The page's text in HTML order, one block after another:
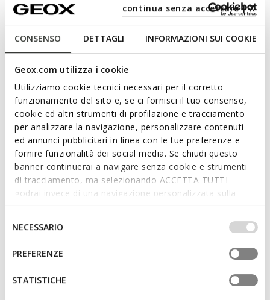
CONSENSO DETTAGLI INFORMAZIONI SUI COOKIE
Geox.com utilizza i cookie
Utilizziamo cookie tecnici necessari per il corretto
funzionamento del sito e, se ci fornisci il tuo consenso,
cookie ed altri strumenti di profilazione e tracciamento
per analizzare la navigazione, personalizzare contenuti
ed annunci pubblicitari in linea con le tue preferenze e
fornire funzionalità dei social media. Se chiudi questo
banner continuerai a navigare senza cookie e strumenti
di tracciamento, ma selezionando ACCETTA TUTTI
godrai invece di una navigazione personalizzata sulla
base dei tuoi gusti ed interessi. Selezionando
IMPOSTAZIONI potrai anche scegliere quali cookies ed
altri strumenti di tracciamento autorizzare. Per maggiori
informazioni o per modificare in qualsiasi momento le
tue impostazioni, visita la nostra
consenso
NECESSARIO
PREFERENZE
STATISTICHE
continua senza accettare | X
Descripción
Sandalia baja de aspecto contemporáneo y relajado que
ofrece ligereza y transpirabilidad. Este modelo realizado en
material efecto gamuzado con doble tira se presenta en un
comodidad, Brionia R es ideal tanto en la ciudad como de
vacaciones para completar los looks de diario.
CÓDIGO DEL PRODUCTO:D55Y3I000AUC8156
Leer más
Características
Fácil y rápido de poner
Altura de la suela: 2,5 cm / 1"
Calzado ligero
Diseño sin cordones, para un calce más rápido